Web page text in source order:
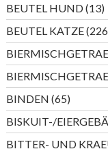
BEUTEL HUND 1313
BEUTEL KATZE 226
BINDEN 6565
BISKUIT-/
BITTER- UND